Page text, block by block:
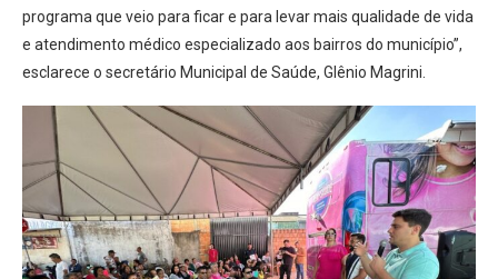
programa que veio para ficar e para levar mais qualidade de vida
e atendimento médico especializado aos bairros do município”,
esclarece o secretário Municipal de Saúde, Glênio Magrini.